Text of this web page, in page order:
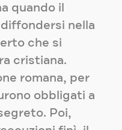
quando il
nella
che si
cristiana.
romana, per
obbligati a
Poi,